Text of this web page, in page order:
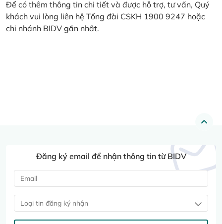
Để có thêm thông tin chi tiết và được hỗ trợ, tư vấn, Quý
khách vui lòng liên hệ Tổng đài CSKH 1900 9247 hoặc
chi nhánh BIDV gần nhất.
Đăng ký email để nhận thông tin từ BIDV
Loại tin đăng ký nhận